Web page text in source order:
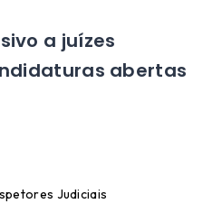
a juízes
abertas